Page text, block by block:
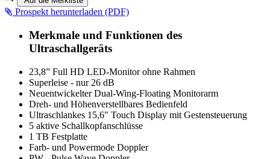
Prospekt herunterladen (PDF)
Merkmale und Funktionen des
Ultraschallgeräts
23,8” Full HD LED-Monitor ohne Rahmen
Superleise - nur 26 dB
Neuentwickelter Dual-Wing-Floating Monitorarm
Dreh- und Höhenverstellbares Bedienfeld
Ultraschlankes 15,6" Touch Display mit Gestensteuerung
5 aktive Schallkopfanschlüsse
1 TB Festplatte
Farb- und Powermode Doppler